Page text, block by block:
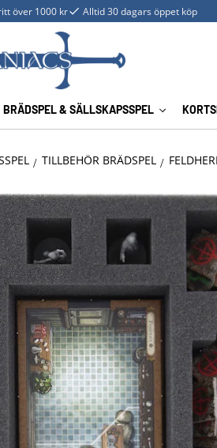
över 1000 kr Alltid 30 dagars öppet köp
BRÄDSPEL & SÄLLSKAPSSPEL
TILLBEHÖR BRÄDSPEL